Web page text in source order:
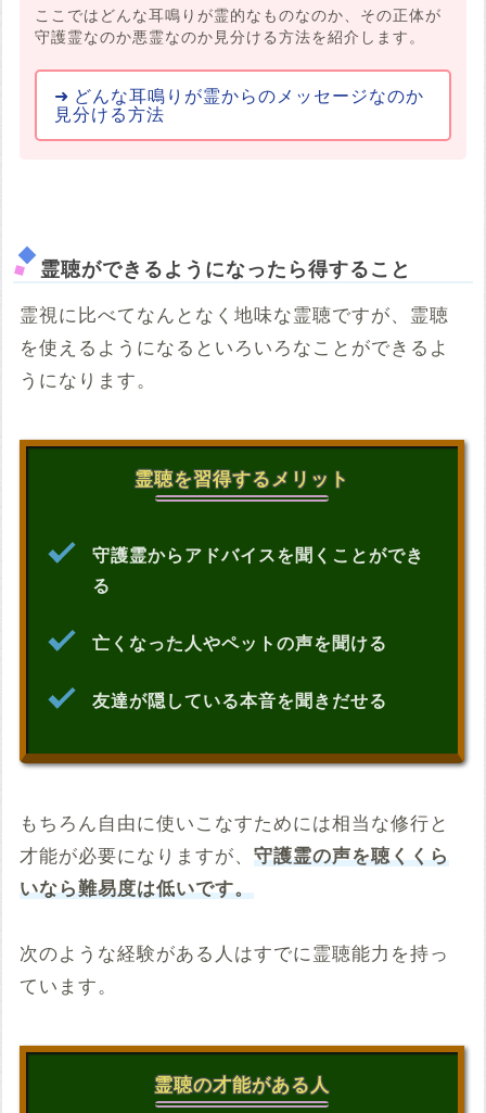
ここではどんな耳鳴りが霊的なものなのか、その正体が
守護霊なのか悪霊なのか見分ける方法を紹介します。
どんな耳鳴りが霊からのメッセージなのか
見分ける方法
霊聴ができるようになったら得すること
霊視に比べてなんとなく地味な霊聴ですが、霊聴
を使えるようになるといろいろなことができるよ
うになります。
霊聴を習得するメリット
守護霊からアドバイスを聞くことができ
る
亡くなった人やペットの声を聞ける
友達が隠している本音を聞きだせる
もちろん自由に使いこなすためには相当な修行と
才能が必要になりますが、 守護霊の声を聴くくら
いなら難易度は低いです。
次のような経験がある人はすでに霊聴能力を持っ
ています。
霊聴の才能がある人